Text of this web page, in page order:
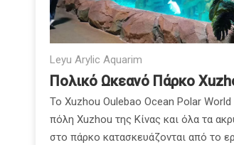
Leyu Arylic Aquarim
Πολικό Ωκεανό Πάρκο
Το Xuzhou Oulebao Ocean Polar World
πόλη Xuzhou της Κίνας και όλα τα
στο πάρκο κατασκευάζονται από το